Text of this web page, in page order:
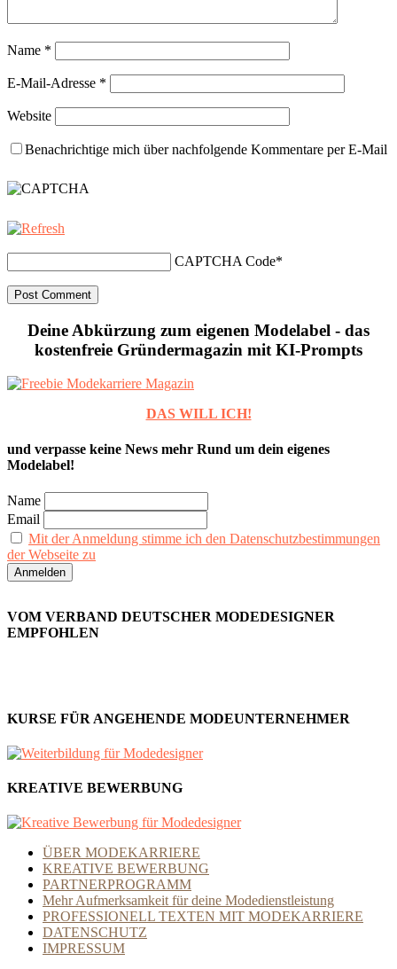
Name *
E-Mail-Adresse *
Website
Benachrichtige mich über nachfolgende Kommentare per E-Mail
CAPTCHA Code*
Deine Abkürzung zum eigenen Modelabel - das
kostenfreie Gründermagazin mit KI-Prompts
DAS WILL ICH!
und verpasse keine News mehr Rund um dein eigenes
Modelabel!
Name
Email
Mit der Anmeldung stimme ich den Datenschutzbestimmungen
der Webseite zu
VOM VERBAND DEUTSCHER MODEDESIGNER
EMPFOHLEN
KURSE FÜR ANGEHENDE MODEUNTERNEHMER
KREATIVE BEWERBUNG
ÜBER MODEKARRIERE
KREATIVE BEWERBUNG
PARTNERPROGRAMM
Mehr Aufmerksamkeit für deine Modedienstleistung
PROFESSIONELL TEXTEN MIT MODEKARRIERE
DATENSCHUTZ
IMPRESSUM